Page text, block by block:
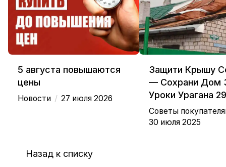
5 августа повышаются
цены
Новости / 27 июля 2026
Защити Крышу
— Сохрани Дом
Уроки Урагана
Советы
30 июля 2025
Назад к списку